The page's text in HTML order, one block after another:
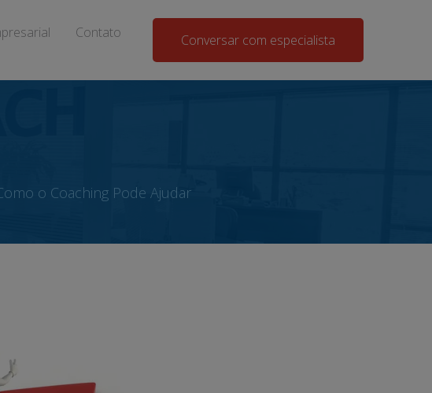
Contato Conversar com especialista
o Coaching Pode Ajudar